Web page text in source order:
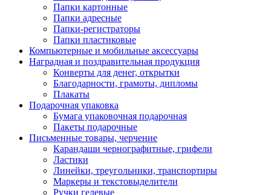
Папки картонные
Папки адресные
Папки-регистраторы
Папки пластиковые
Компьютерные и мобильные аксессуары
Наградная и поздравительная продукция
Конверты для денег, открытки
Благодарности, грамоты, дипломы
Плакаты
Подарочная упаковка
Бумага упаковочная подарочная
Пакеты подарочные
Письменные товары, черчение
Карандаши чернографитные, грифели
Ластики
Линейки, треугольники, транспортиры
Маркеры и текстовыделители
Ручки гелевые